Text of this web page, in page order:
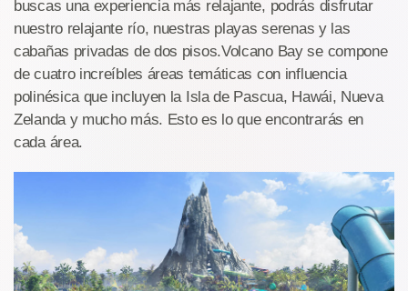
buscas una experiencia más relajante, podrás disfrutar
nuestro relajante río, nuestras playas serenas y las
cabañas privadas de dos pisos.Volcano Bay se compone
de cuatro increíbles áreas temáticas con influencia
polinésica que incluyen la Isla de Pascua, Hawái, Nueva
Zelanda y mucho más. Esto es lo que encontrarás en
cada área.